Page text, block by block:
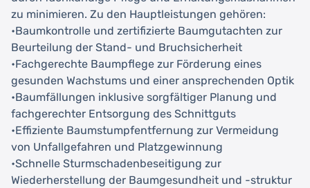
zu minimieren. Zu den Hauptleistungen gehören:
•Baumkontrolle und zertifizierte Baumgutachten zur
Beurteilung der Stand- und Bruchsicherheit
•Fachgerechte Baumpflege zur Förderung eines
gesunden Wachstums und einer ansprechenden Optik
•Baumfällungen inklusive sorgfältiger Planung und
fachgerechter Entsorgung des Schnittguts
•Effiziente Baumstumpfentfernung zur Vermeidung
von Unfallgefahren und Platzgewinnung
•Schnelle Sturmschadenbeseitigung zur
Wiederherstellung der Baumgesundheit und -struktur